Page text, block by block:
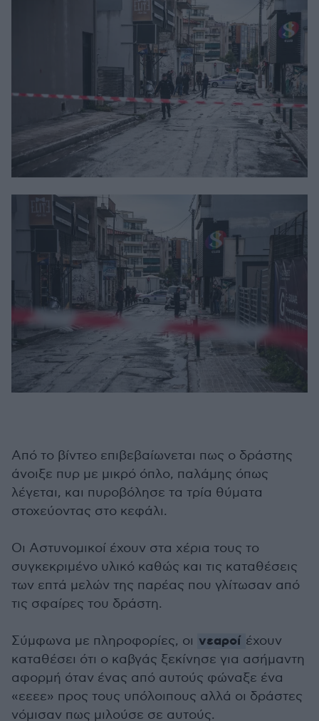
Από το βίντεο επιβεβαίωνεται πως ο δράστης
άνοιξε πυρ με μικρό όπλο, παλάμης όπως
λέγεται, και πυροβόλησε τα τρία θύματα
στοχεύοντας στο κεφάλι.
Οι Αστυνομικοί έχουν στα χέρια τους το
συγκεκριμένο υλικό καθώς και τις καταθέσεις
των επτά μελών της παρέας που γλίτωσαν από
τις σφαίρες του δράστη.
Σύμφωνα με πληροφορίες, οι νεαροί έχουν
καταθέσει ότι ο καβγάς ξεκίνησε για ασήμαντη
αφορμή όταν ένας από αυτούς φώναξε ένα
«εεεε» προς τους υπόλοιπους αλλά οι δράστες
νόμισαν πως μιλούσε σε αυτούς.